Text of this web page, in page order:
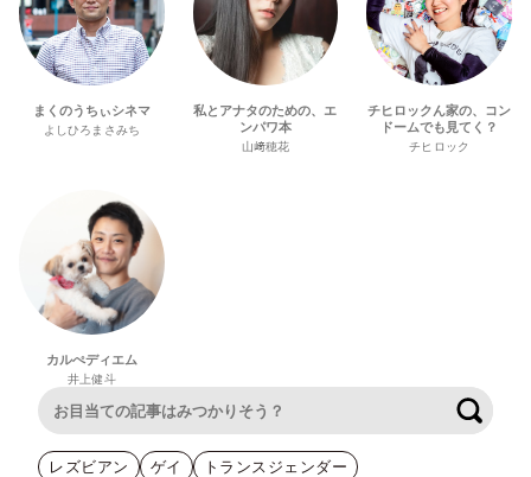
まくのうちぃシネマ
よしひろまさみち
私とアナタのための、エ
ンパワ本
山﨑穂花
チヒロックん家の、コン
ドームでも見てく？
チヒロック
カルぺディエム
井上健斗
レズビアン ゲイ
トランスジェンダー